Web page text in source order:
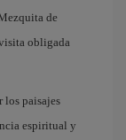
de
obligada
los paisajes
espiritual y